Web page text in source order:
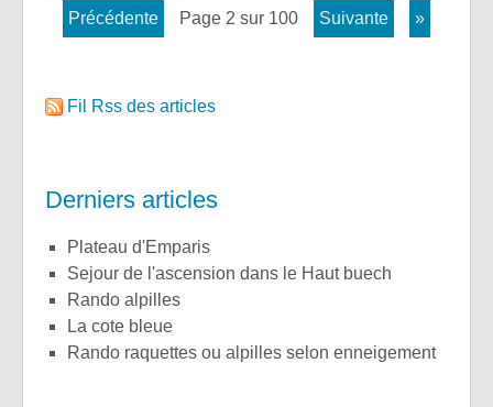
précédente page 2 sur 100 suivante »
Fil Rss des articles
Derniers articles
plateau d'Emparis
sejour de l'ascension dans le Haut buech
rando alpilles
la cote bleue
rando raquettes ou alpilles selon enneigement